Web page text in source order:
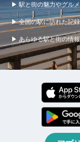
▶ 駅と街の魅力やグル
▶ 全国の駅に訪れた記
▶ あらゆる駅と街の情